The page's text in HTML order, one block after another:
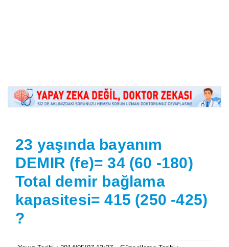
23 yaşında bayanım
DEMIR (fe)= 34 (60 -180)
Total demir bağlama
kapasitesi= 415 (250 -425)
?